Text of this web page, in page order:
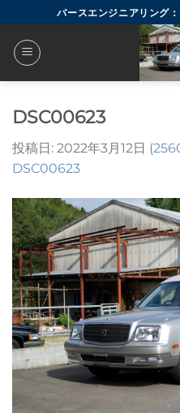
to
content
バースエンジニアリング
DSC00623
投稿日: 2022年3月12日 (
DSC00623